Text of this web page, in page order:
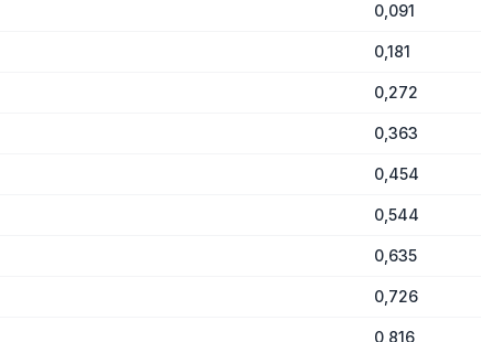
0,091
0,181
0,272
0,363
0,454
0,544
0,635
0,726
0,816